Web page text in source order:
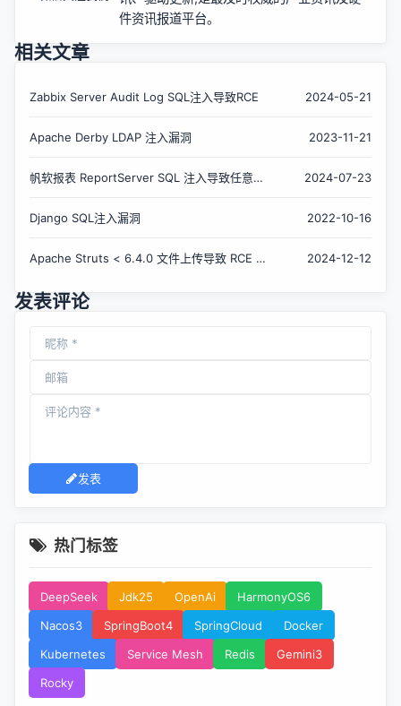
件资讯报道平台。
相关文章
Zabbix Server Audit Log SQL注入导致RCE 2024-05-21
Apache Derby LDAP 注入漏洞 2023-11-21
帆软报表 ReportServer SQL 注入导致任意代
2024-07-23
Django SQL注入漏洞 2022-10-16
Apache Struts < 6.4.0 文件上传导致 RCE 漏
2024-12-12
发表评论
发表
热门标签
DeepSeek Jdk25 OpenAi
HarmonyOS6
Nacos3
SpringBoot4 SpringCloud
Docker
Kubernetes
Service Mesh Redis
Gemini3
Rocky